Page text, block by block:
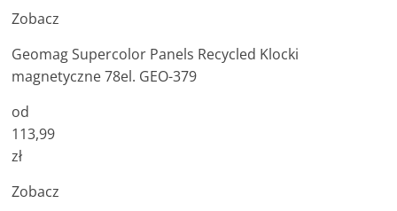
Zobacz
Geomag Supercolor Panels Recycled Klocki
magnetyczne 78el. GEO-379
od
113,99
zł
Zobacz